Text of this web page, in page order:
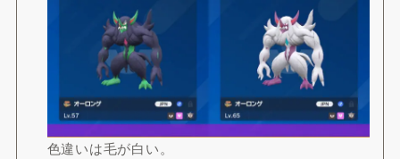
色違いは毛が白い。